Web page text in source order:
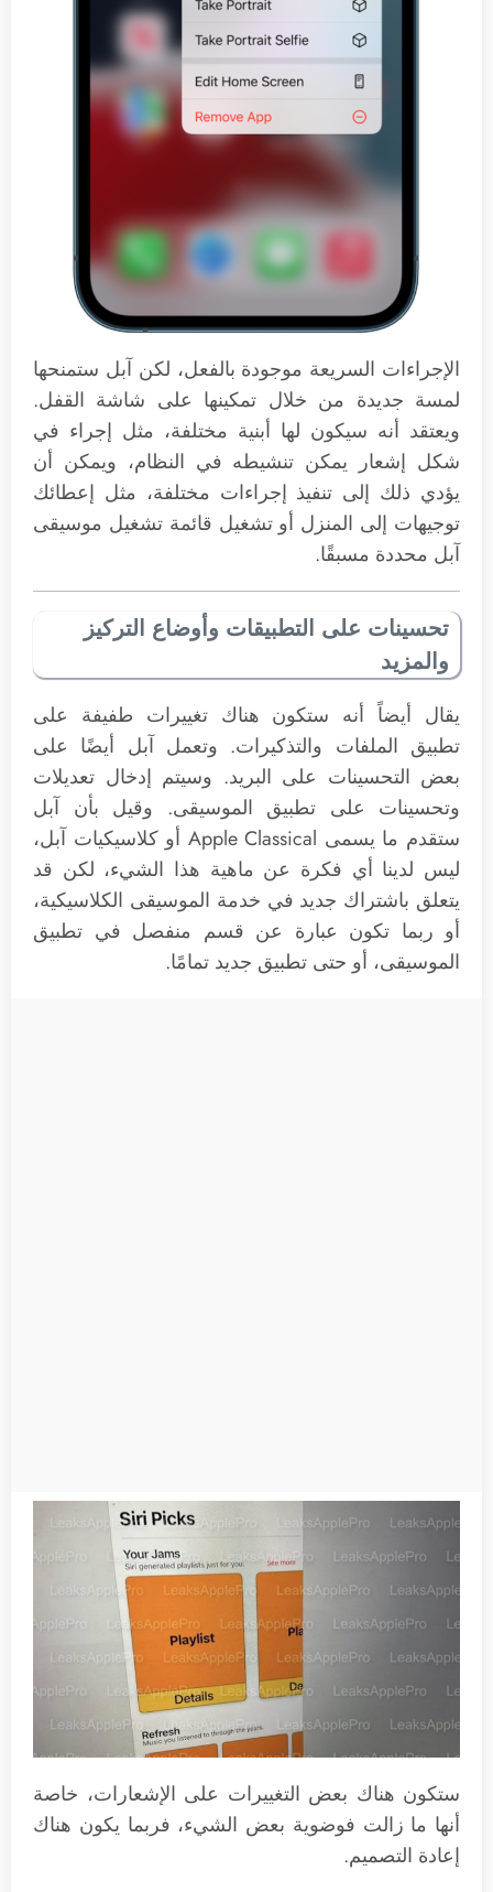
الإجراءات السريعة موجودة بالفعل، لكن آبل ستمنحها
لمسة جديدة من خلال تمكينها على شاشة القفل.
ويعتقد أنه سيكون لها أبنية مختلفة، مثل إجراء في
شكل إشعار يمكن تنشيطه في النظام، ويمكن أن
يؤدي ذلك إلى تنفيذ إجراءات مختلفة، مثل إعطائك
توجيهات إلى المنزل أو تشغيل قائمة تشغيل موسيقى
آبل محددة مسبقًا.
تحسينات على التطبيقات وأوضاع التركيز
والمزيد
يقال أيضاً أنه ستكون هناك تغييرات طفيفة على
تطبيق الملفات والتذكيرات. وتعمل آبل أيضًا على
بعض التحسينات على البريد. وسيتم إدخال تعديلات
وتحسينات على تطبيق الموسيقى. وقيل بأن آبل
ستقدم ما يسمى Apple Classical أو كلاسيكيات آبل،
ليس لدينا أي فكرة عن ماهية هذا الشيء، لكن قد
يتعلق باشتراك جديد في خدمة الموسيقى الكلاسيكية،
أو ربما تكون عبارة عن قسم منفصل في تطبيق
الموسيقى، أو حتى تطبيق جديد تمامًا.
ستكون هناك بعض التغييرات على الإشعارات، خاصة
أنها ما زالت فوضوية بعض الشيء، فربما يكون هناك
إعادة التصميم.